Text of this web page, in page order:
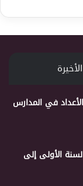
الأخيرة
في المدارس
الأولى إلى